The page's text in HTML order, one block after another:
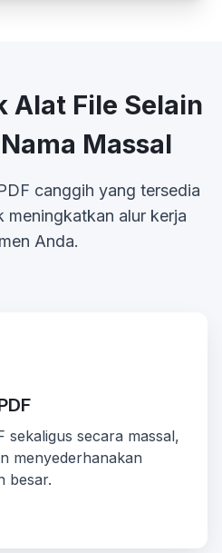
Alat File Selain
Massal
canggih yang tersedia
meningkatkan alur kerja
Anda.
sekaligus secara massal,
menyederhanakan
besar.